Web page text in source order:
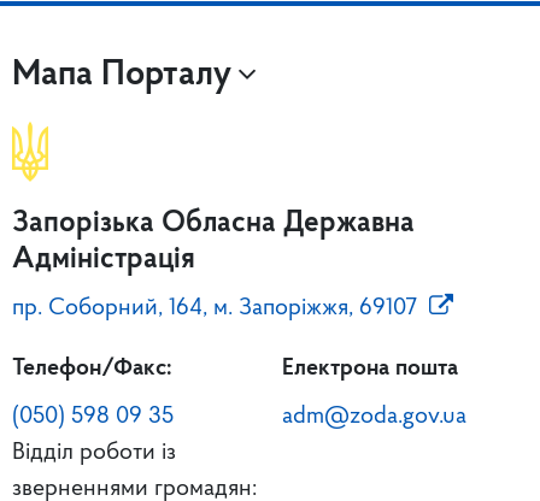
Мапа Порталу
Запорізька Обласна Державна
Адміністрація
пр. Соборний, 164, м. Запоріжжя, 69107
Телефон/Факс:
(050) 598 09 35
Відділ роботи із
зверненнями громадян:
Електрона пошта
adm@zoda.gov.ua